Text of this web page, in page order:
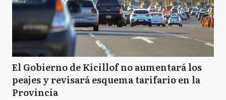
El Gobierno de Kicillof no aumentará los
peajes y revisará esquema tarifario en la
Provincia